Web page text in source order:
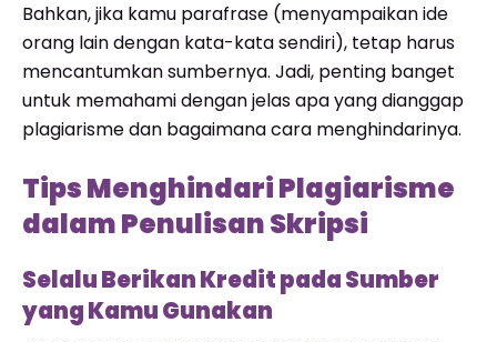
Bahkan, jika kamu parafrase (menyampaikan ide
orang lain dengan kata-kata sendiri), tetap harus
mencantumkan sumbernya. Jadi, penting banget
untuk memahami dengan jelas apa yang dianggap
plagiarisme dan bagaimana cara menghindarinya.
Tips Menghindari Plagiarisme
dalam Penulisan Skripsi
Selalu Berikan Kredit pada Sumber
yang Kamu Gunakan